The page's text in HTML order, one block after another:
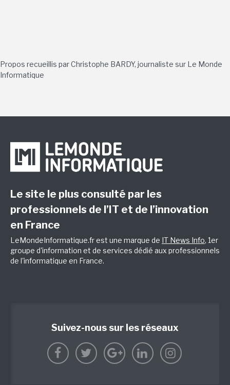
Propos recueillis par Christophe BARDY, journaliste sur Le Monde
Informatique
Le site le plus consulté par les
professionnels de l’IT et de l’innovation
en France
LeMondeInformatique.fr est une marque de IT News Info, 1er
groupe d'information et de services dédié aux professionnels
de l'informatique en France.
Suivez-nous sur les réseaux